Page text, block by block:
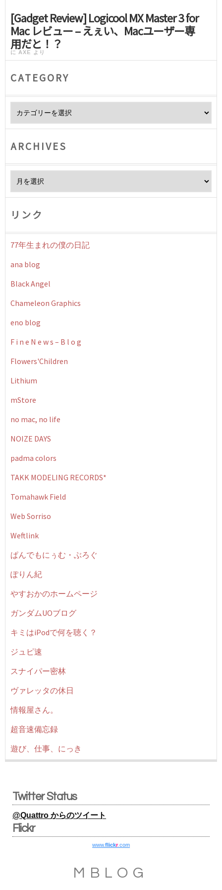
[Gadget Review] Logicool MX Master 3 for
Mac レビュー – えぇい、Macユーザー専
用だと！？
に AXE より
CATEGORY
ARCHIVES
リンク
77年生まれの僕の日記
ana blog
Black Angel
Chameleon Graphics
eno blog
F i n e N e w s – B l o g
Flowers'Children
Lithium
mStore
no mac, no life
NOIZE DAYS
padma colors
TAKK MODELING RECORDS*
Tomahawk Field
Web Sorriso
Weftlink
ぱんでもにぅむ・ぶろぐ
ぽりん紀
やすおかのホームページ
ガンダムUOブログ
キミはiPodで何を聴く？
ジュピ速
スナイパー密林
ヴァレッタの休日
情報屋さん。
超音速備忘録
遊び、仕事、にっき
Twitter Status
@Quattro からのツイート
Flickr
www.flickr.com
MBLOG